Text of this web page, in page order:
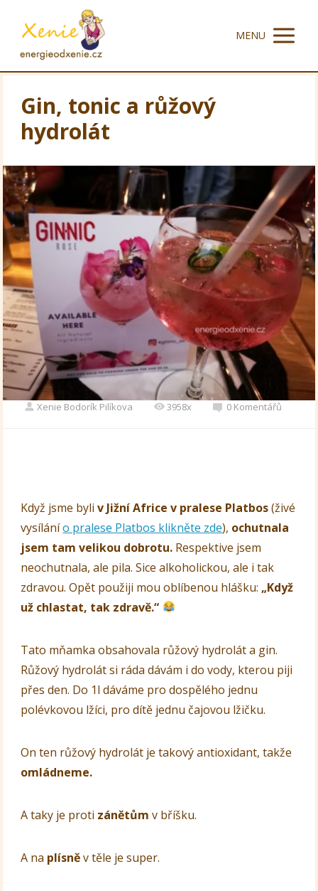
MENU
Gin, tonic a růžový
hydrolát
Xenie Bodorík Pilíkova 3958x 0 Komentářů
Když jsme byliv Jižní Africe v pralese Platbos(živé
vysílánío pralese Platbos klikněte zde), ochutnala
jsem tam velikou dobrotu. Respektive jsem
neochutnala, ale pila. Sice alkoholickou, ale i tak
zdravou. Opět použiji mou oblíbenou hlášku: „Když
už chlastat, tak zdravě.“
Tato mňamka obsahovala růžový hydrolát a gin.
Růžový hydrolát si ráda dávám i do vody, kterou piji
přes den. Do 1l dáváme pro dospělého jednu
polévkovou lžíci, pro dítě jednu čajovou lžičku.
On ten růžový hydrolát je takový antioxidant, takže
omládneme.
A taky je proti zánětůmv bříšku.
A na plísněv těle je super.